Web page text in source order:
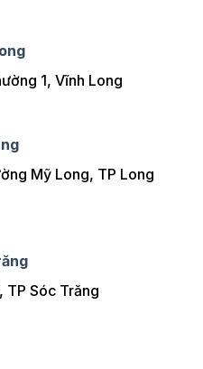
1, Vĩnh Long
Mỹ Long, TP Long
TP Sóc Trăng